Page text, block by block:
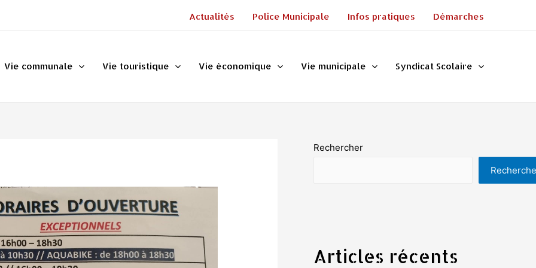
Actualités Police Municipale Infos pratiques Démarches
Vie communale Vie touristique Vie économique Vie municipale Syndicat Scolaire
Rechercher
Articles récents